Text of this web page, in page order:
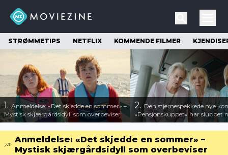
STRØMMETIPS NETFLIX KOMMENDE FILMER
1.Anmeldelse: «Det skjedde en sommer» –
Mystisk skjærgårdsidyll som overbeviser
2. Den stjernespekkede nye
«Pensjonskuppet» har sluppet
Anmeldelse: «Det skjedde en sommer» –
Mystisk skjærgårdsidyll som overbeviser